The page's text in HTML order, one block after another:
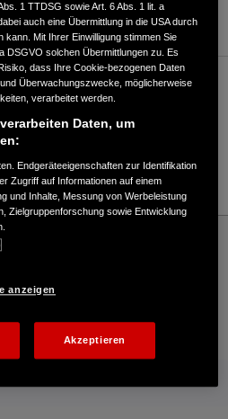
– Honda - HONDA Deutschland Offizielle
1 TTDSG sowie Art. 6 Abs. 1 lit. a
auch eine Übermittlung in die USA durch
Mit Ihrer Einwilligung stimmen Sie
DSGVO solchen Übermittlungen zu. Es
dass Ihre Cookie-bezogenen Daten
Überwachungszwecke, möglicherweise
verarbeitet werden.
Daten, um
Endgeräteeigenschaften zur Identifikation
Zugriff auf Informationen auf einem
und Inhalte, Messung von Werbeleistung
Zielgruppenforschung sowie Entwicklung
anzeigen
Akzeptieren